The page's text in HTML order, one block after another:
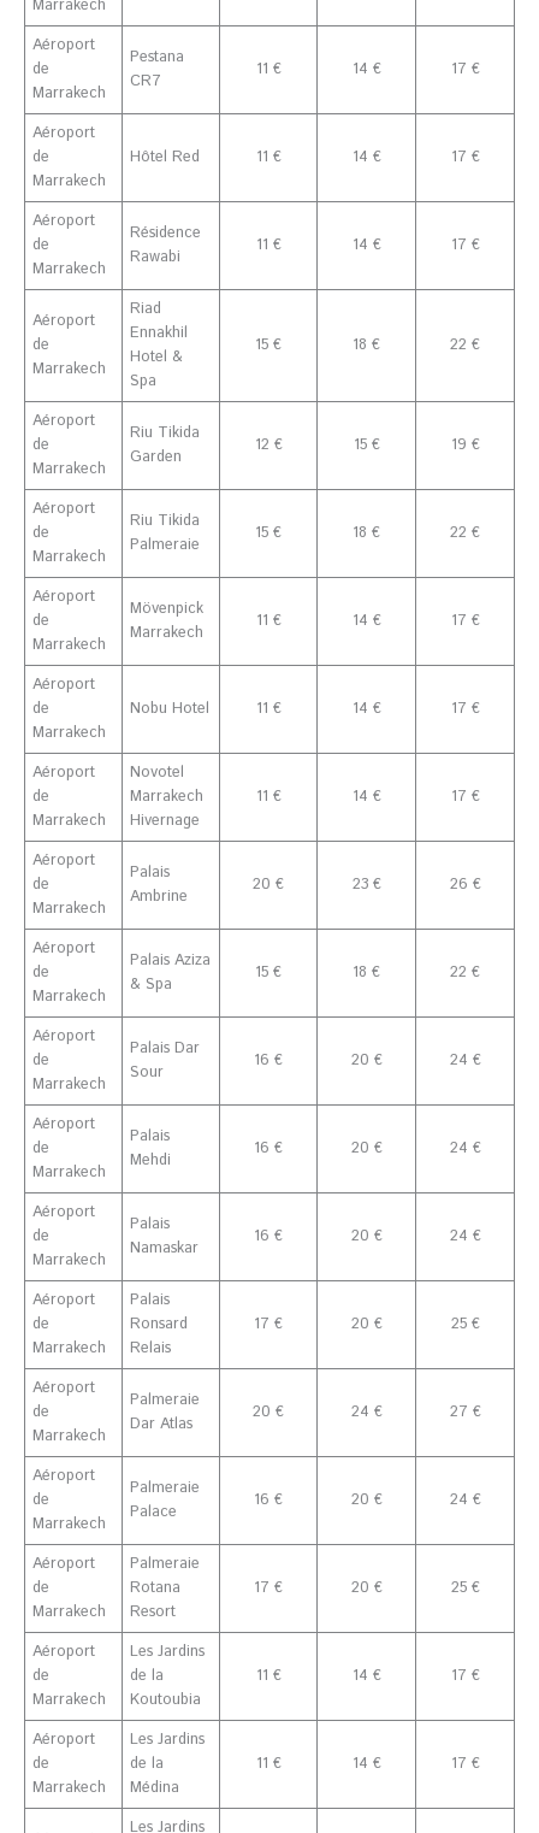
Marrakech
Aéroport
de
Marrakech
Pestana
CR7
11 € 14 € 17 €
Aéroport
de
Marrakech
Hôtel Red 11 € 14 € 17 €
Aéroport
de
Marrakech
Résidence
Rawabi
11 € 14 € 17 €
Aéroport
de
Marrakech
Riad
Ennakhil
Hotel &
Spa
15 € 18 € 22 €
Aéroport
de
Marrakech
Riu Tikida
Garden
12 € 15 € 19 €
Aéroport
de
Marrakech
Riu Tikida
Palmeraie
15 € 18 € 22 €
Aéroport
de
Marrakech
Mövenpick
Marrakech
11 € 14 € 17 €
Aéroport
de
Marrakech
Nobu Hotel 11 € 14 € 17 €
Aéroport
de
Marrakech
Novotel
Marrakech
Hivernage
11 € 14 € 17 €
Aéroport
de
Marrakech
Palais
Ambrine
20 € 23 € 26 €
Aéroport
de
Marrakech
Palais Aziza
& Spa
15 € 18 € 22 €
Aéroport
de
Marrakech
Palais Dar
Sour
16 € 20 € 24 €
Aéroport
de
Marrakech
Palais
Mehdi
16 € 20 € 24 €
Aéroport
de
Marrakech
Palais
Namaskar
16 € 20 € 24 €
Aéroport
de
Marrakech
Palais
Ronsard
Relais
17 € 20 € 25 €
Aéroport
de
Marrakech
Palmeraie
Dar Atlas
20 € 24 € 27 €
Aéroport
de
Marrakech
Palmeraie
Palace
16 € 20 € 24 €
Aéroport
de
Marrakech
Palmeraie
Rotana
Resort
17 € 20 € 25 €
Aéroport
de
Marrakech
Les Jardins
de la
Koutoubia
11 € 14 € 17 €
Aéroport
de
Marrakech
Les Jardins
de la
Médina
11 € 14 € 17 €
Les Jardins